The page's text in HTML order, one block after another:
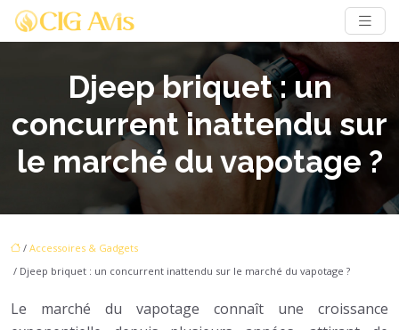
Djeep briquet : un
concurrent inattendu sur
le marché du vapotage ?
/ Accessoires & Gadgets
/ Djeep briquet : un concurrent inattendu sur le marché du vapotage ?
Le marché du vapotage connaît une croissance